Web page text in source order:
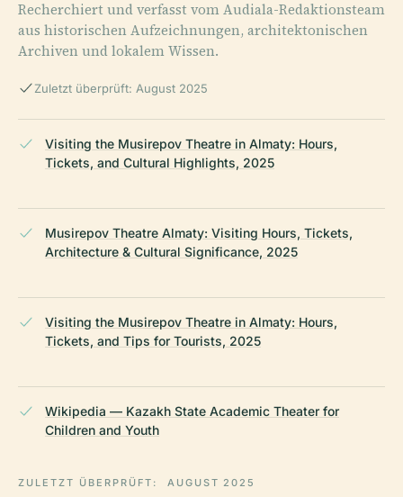
Recherchiert und verfasst vom Audiala-Redaktionsteam
aus historischen Aufzeichnungen, architektonischen
Archiven und lokalem Wissen.
Zuletzt überprüft: August 2025
Visiting the Musirepov Theatre in Almaty: Hours,
Tickets, and Cultural Highlights, 2025
Musirepov Theatre Almaty: Visiting Hours, Tickets,
Architecture & Cultural Significance, 2025
Visiting the Musirepov Theatre in Almaty: Hours,
Tickets, and Tips for Tourists, 2025
Wikipedia — Kazakh State Academic Theater for
Children and Youth
ZULETZT ÜBERPRÜFT: AUGUST 2025